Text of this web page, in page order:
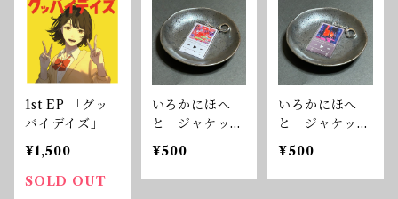
1st EP 「グッ
バイデイズ」
¥1,500
SOLD OUT
いろかにほへ
と ジャケット
アクリルキーホ
rrrrrrrr』
¥500
いろかにほへ
と ジャケット
アクリルキーホ
or』
¥500